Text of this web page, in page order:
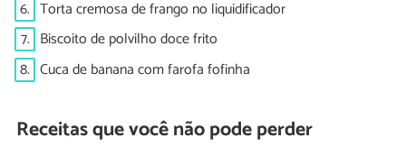
6. Torta cremosa de frango no liquidificador
7. Biscoito de polvilho doce frito
8. Cuca de banana com farofa fofinha
Receitas que você não pode perder